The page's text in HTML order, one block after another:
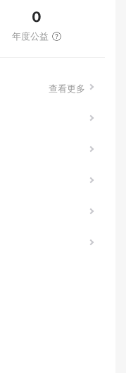
0
年度公益
查看更多